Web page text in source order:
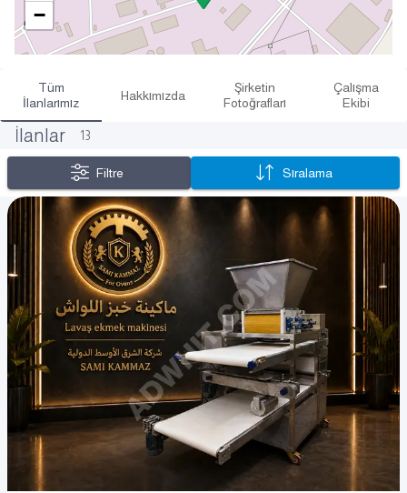
−
Tüm
İlanlarımız
Hakkımızda
Şirketin
Fotoğrafları
Çalışma
Ekibi
İlanlar 13
Filtre Sıralama